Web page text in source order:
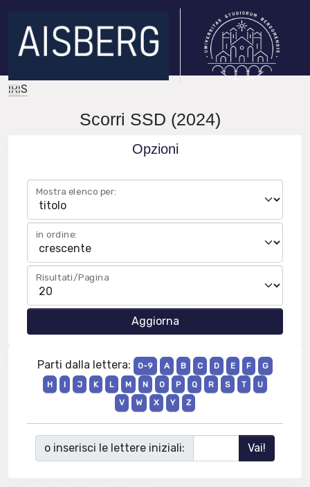
IRIS
Scorri SSD (2024)
Opzioni
Mostra elenco per:
in ordine:
Risultati/Pagina
Parti dalla lettera: 0-9 A B C D E F
G
H
I J K L M N O P Q R S T
U
V
W X Y Z
o inserisci le lettere iniziali: